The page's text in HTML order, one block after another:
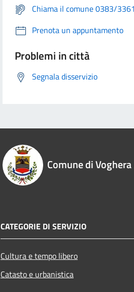
Chiama il comune 0383/3361
Prenota un appuntamento
Problemi in città
Segnala disservizio
Comune di Voghera
CATEGORIE DI SERVIZIO
Cultura e tempo libero
Catasto e urbanistica